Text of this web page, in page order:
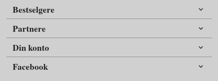
Bestselgere
Partnere
Din konto
Facebook